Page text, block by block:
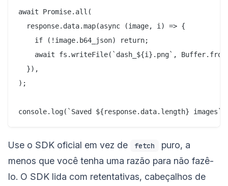
await Promise.all(
  response.data.map(async (image, i) => {
    if (!image.b64_json) return;
await fs.writeFile(`dash_${i}.png`,
  }),
);
Use o SDK oficial em vez de fetch
puro, a
menos que você tenha uma razão para não fazê-
lo. O SDK lida com retentativas, cabeçalhos de